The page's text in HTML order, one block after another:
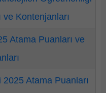
ve Kontenjanları
Atama Puanları ve
Atama Puanları